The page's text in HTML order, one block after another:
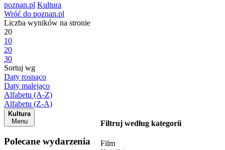
poznan.pl Kultura
Wróć do poznan.pl
Liczba wyników na stronie
20
10
20
30
Sortuj wg
Daty rosnąco
Daty malejąco
Alfabetu (A-Z)
Alfabetu (Z-A)
Kultura
Menu
Polecane wydarzenia
Filtruj według kategorii
Film